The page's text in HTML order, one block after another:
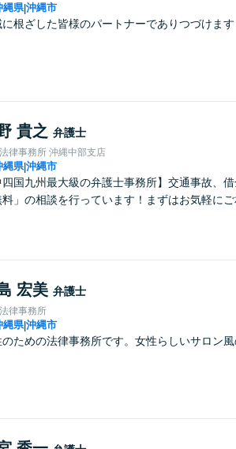
縄県|沖縄市
に根ざした皆様のパートナーでありつづけます
貴之 弁護士
律事務所 沖縄中部支店
縄県|沖縄市
四国九州最大級の弁護士事務所】交通事故、
料」の相談を行っています！まずはお気軽にご
宏美 弁護士
律事務所
縄県|沖縄市
ための法律事務所です。女性らしいサロン